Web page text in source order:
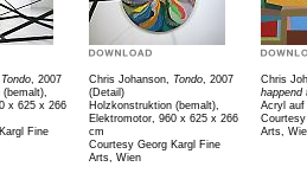
Tondo , 2007
x 625 x 266
Fine
Chris Johanson, Tondo , 2007
(Detail)
Holzkonstruktion (bemalt),
Elektromotor, 960 x 625 x 266
cm
Courtesy Georg Kargl Fine
Arts, Wien
Chris
happend
Acryl
Arts,